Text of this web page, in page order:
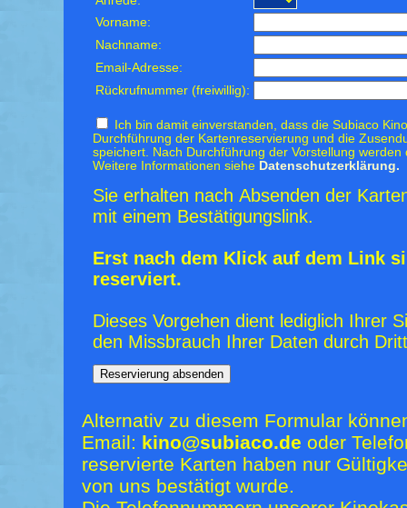
Vorname:
Nachname:
Email-Adresse:
Rückrufnummer (freiwillig):
Ich bin damit einverstanden, dass die Subiaco
Durchführung der Kartenreservierung und die
speichert. Nach Durchführung der Vorstellung
Weitere Informationen siehe Datenschutzerklärung.
Sie erhalten nach Absenden der
mit einem Bestätigungslink.
Erst nach dem Klick auf dem Link
reserviert.
Dieses Vorgehen dient lediglich Ihrer
den Missbrauch Ihrer Daten durch
Alternativ zu diesem Formular
Email: kino@subiaco.de oder
reservierte Karten haben nur
von uns bestätigt wurde.